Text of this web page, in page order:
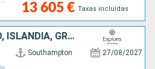
13 605 € Taxas incluídas
IRLANDA, REINO UNIDO, ISLÂNDIA, GROENLANDIA, ANTÍGUA E BARBUDA, MARTINICA, CANADÁ
Southampton 27/08/2027